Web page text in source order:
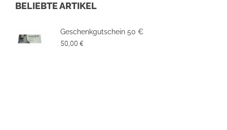
BELIEBTE ARTIKEL
Geschenkgutschein 50 €
50,00 €